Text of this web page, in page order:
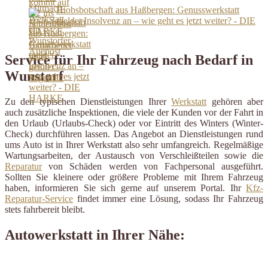
Hiobsbotschaft aus Haßbergen: Genusswerkstatt
meldet Insolvenz an – wie geht es jetzt weiter? - DIE
HARKE
Service für Ihr Fahrzeug nach Bedarf in
Wunstorf
Zu den typischen Dienstleistungen IhrerWerkstatt gehören aber
auch zusätzliche Inspektionen, die viele der Kunden vor der Fahrt in
den Urlaub (Urlaubs-Check) oder vor Eintritt des Winters (Winter-
Check) durchführen lassen. Das Angebot an Dienstleistungen rund
ums Auto ist in Ihrer Werkstatt also sehr umfangreich. Regelmäßige
Wartungsarbeiten, der Austausch von Verschleißteilen sowie die
Reparaturvon Schäden werden von Fachpersonal ausgeführt.
Sollten Sie kleinere oder größere Probleme mit Ihrem Fahrzeug
haben, informieren Sie sich gerne auf unserem Portal. Ihr Kfz-
Reparatur-Service findet immer eine Lösung, sodass Ihr Fahrzeug
stets fahrbereit bleibt.
Autowerkstatt in Ihrer Nähe: